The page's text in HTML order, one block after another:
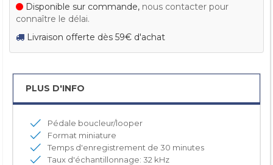
Disponible sur commande, nous contacter pour
connaître le délai.
Livraison offerte dès 59€ d'achat
PLUS D'INFO
Pédale boucleur/looper
Format miniature
Temps d'enregistrement de 30 minutes
Taux d'échantillonnage: 32 kHz